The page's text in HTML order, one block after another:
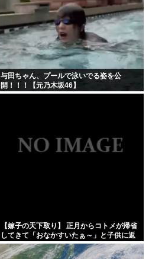
与田ちゃん、プールで泳いでる姿を公
開！！！【元乃木坂46】
【嫁子の天下取り】 正月からコトメが帰省
してきて「おなかすいたぁ～」と子供に返
ってる。旦那もウトメも何もしない。私に
しろって事だよね。でも...